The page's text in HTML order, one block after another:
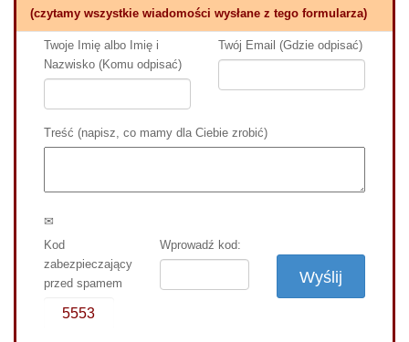
(czytamy wszystkie wiadomości wysłane z tego formularza)
Twoje Imię albo Imię i
Nazwisko (Komu odpisać)
Twój Email (Gdzie odpisać)
Treść (napisz, co mamy dla Ciebie zrobić)
✉
Kod
zabezpieczający
przed spamem
Wprowadź kod:
Wyślij